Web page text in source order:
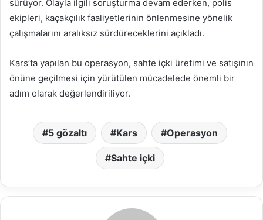
sürüyor. Olayla ilgili soruşturma devam ederken, polis
ekipleri, kaçakçılık faaliyetlerinin önlenmesine yönelik
çalışmalarını aralıksız sürdüreceklerini açıkladı.
Kars’ta yapılan bu operasyon, sahte içki üretimi ve satışının
önüne geçilmesi için yürütülen mücadelede önemli bir
adım olarak değerlendiriliyor.
5 gözaltı Kars Operasyon
Sahte içki